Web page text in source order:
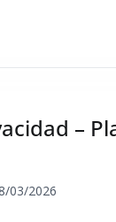
–
03/2026